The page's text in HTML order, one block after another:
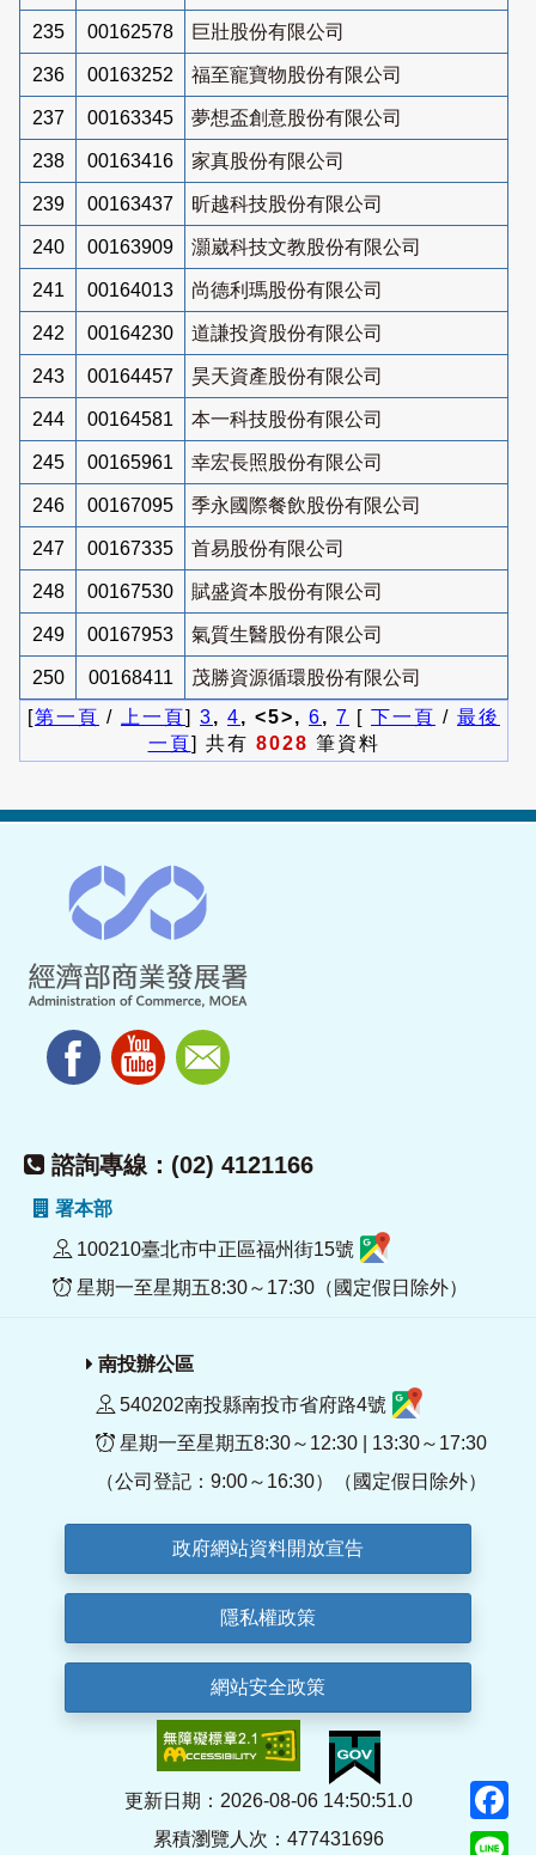
235 00162578 巨壯股份有限公司
236 00163252 福至寵寶物股份有限公司
237 00163345 夢想盃創意股份有限公司
238 00163416 家真股份有限公司
239 00163437 昕越科技股份有限公司
240 00163909 灝崴科技文教股份有限公司
241 00164013 尚德利瑪股份有限公司
242 00164230 道謙投資股份有限公司
243 00164457 昊天資產股份有限公司
244 00164581 本一科技股份有限公司
245 00165961 幸宏長照股份有限公司
246 00167095 季永國際餐飲股份有限公司
247 00167335 首易股份有限公司
248 00167530 賦盛資本股份有限公司
249 00167953 氣質生醫股份有限公司
250 00168411
茂勝資源循環股份有限公司
[第一頁 / 上一頁] 3, 4, <5>, 6, 7 [ 下一頁 / 最後
一頁] 共有 8028 筆資料
諮詢專線：(02) 4121166
署本部
100210臺北市中正區福州街15號
星期一至星期五8:30～17:30（國定假日除外）
南投辦公區
540202南投縣南投市省府路4號
星期一至星期五8:30～12:30 | 13:30～17:30
（公司登記：9:00～16:30）（國定假日除外）
政府網站資料開放宣告
隱私權政策
網站安全政策
更新日期：2026-08-06 14:50:51.0
累積瀏覽人次：477431696